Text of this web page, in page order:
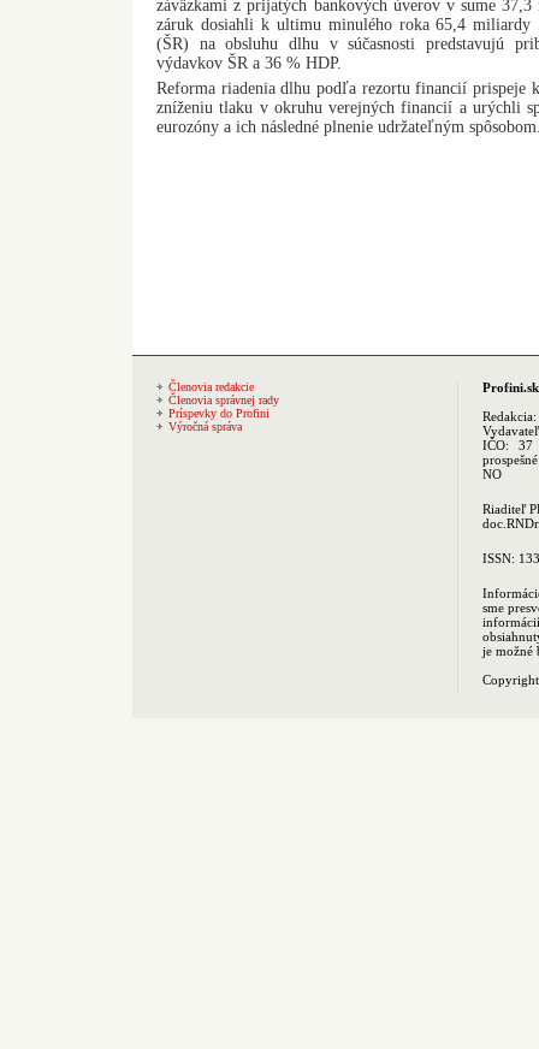
záväzkami z prijatých bankových úverov v sume
záruk dosiahli k ultimu minulého roka 65,4 miliardy
(ŠR) na obsluhu dlhu v súčasnosti predstavujú
výdavkov ŠR a 36 % HDP.
Reforma riadenia dlhu podľa rezortu financií prispeje
zníženiu tlaku v okruhu verejných financií a urýchli
eurozóny a ich následné plnenie udržateľným
Členovia redakcie
Členovia správnej rady
Príspevky do Profini
Výročná správa
Profini.sk
Redakcia:
IČO: 37
NO
Riaditeľ
ISSN:
sme
je možné